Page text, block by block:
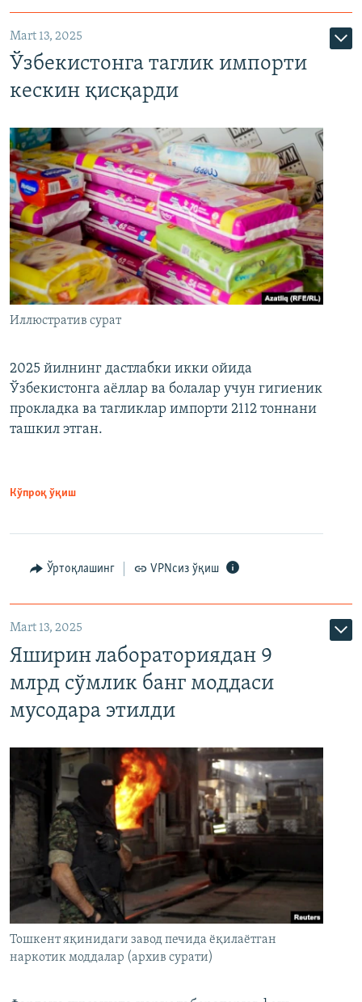
Mart 13, 2025
Ўзбекистонга таглик импорти
кескин қисқарди
Иллюстратив сурат
2025 йилнинг дастлабки икки ойида
Ўзбекистонга аёллар ва болалар учун гигиеник
прокладка ва тагликлар импорти 2112 тоннани
ташкил этган.
Кўпроқ ўқиш
Ўртоқлашинг VPNсиз ўқиш
Mart 13, 2025
Яширин лабораториядан 9
млрд сўмлик банг моддаси
мусодара этилди
Тошкент яқинидаги завод печида ёқилаётган
наркотик моддалар (архив сурати)